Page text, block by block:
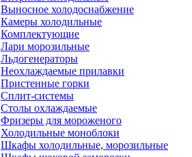
Выносное холодоснабжение
Камеры холодильные
Комплектующие
Лари морозильные
Льдогенераторы
Неохлаждаемые прилавки
Пристенные горки
Сплит-системы
Столы охлаждаемые
Фризеры для мороженого
Холодильные моноблоки
Шкафы холодильные, морозильные